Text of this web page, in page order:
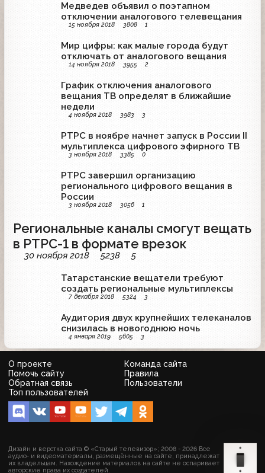
Медведев объявил о поэтапном
отключении аналогового телевещания
15 ноября 2018 3808 1
Мир цифры: как малые города будут
отключать от аналогового вещания
14 ноября 2018 3955 2
График отключения аналогового
вещания ТВ определят в ближайшие
недели
4 ноября 2018 3983 3
РТРС в ноябре начнет запуск в России II
мультиплекса цифрового эфирного ТВ
3 ноября 2018 3385 0
РТРС завершил организацию
регионального цифрового вещания в
России
3 ноября 2018 3056 1
Региональные каналы смогут вещать
в РТРС-1 в формате врезок
30 ноября 2018 5238 5
Татарстанские вещатели требуют
создать региональные мультиплексы
7 декабря 2018 5324 3
Аудитория двух крупнейших телеканалов
снизилась в новогоднюю ночь
4 января 2019 5605 3
О проекте
Команда сайта
Помочь сайту
Правила
Обратная связь
Пользователи
Топ пользователей
Дизайн и верстка сайта © «Старый телевизор»; 2008 - 2026 Все
аудио- и видеоматериалы, размещённые на сайте, принадлежат
их владельцам. Нахождение материалов на сайте не оспаривает
авторские права их создателей.